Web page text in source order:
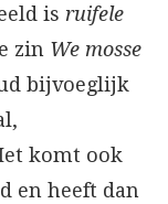
is ruifele
zin We mosse
bijvoeglijk
komt ook
en heeft dan